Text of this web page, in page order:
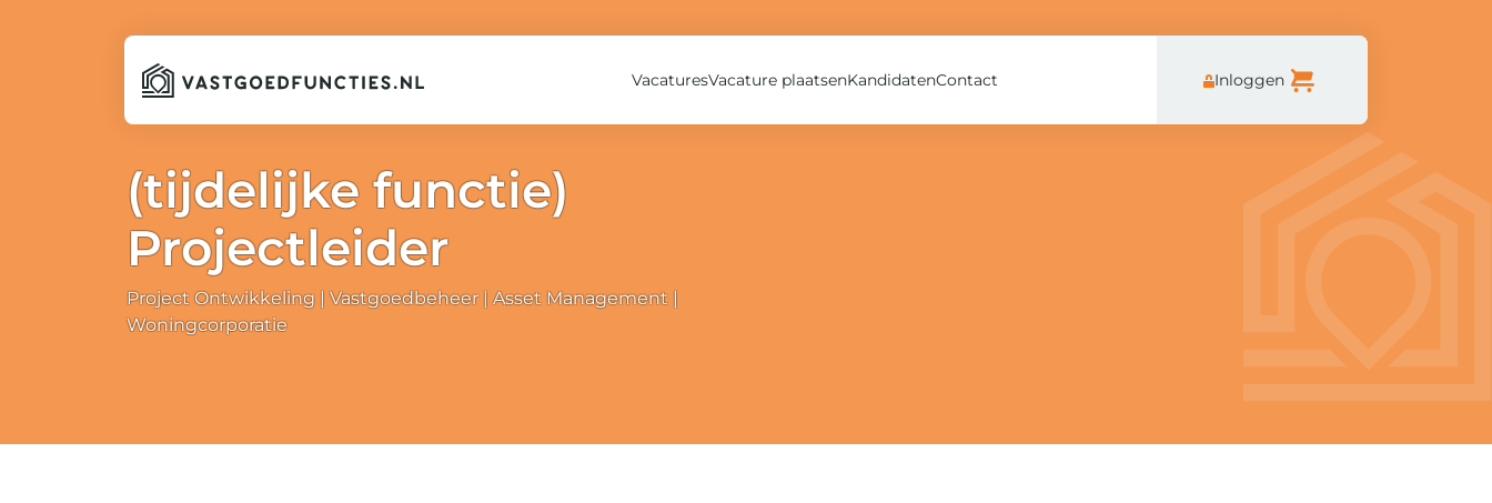
VacaturesVacature plaatsenKandidatenContact Inloggen
(tijdelijke functie)
Projectleider
Project Ontwikkeling
Vastgoedbeheer | Asset Management
Woningcorporatie